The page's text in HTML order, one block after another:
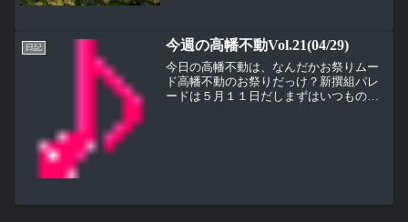
日記 今週の高幡不動Vol.21(04/29)
今日の高幡不動は、なんだかお祭りムー
ド高幡不動のお祭りだっけ？新撰組パレ
ードは５月１１日だしまずはいつものポ